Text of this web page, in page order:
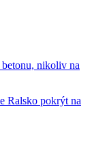
nikoliv na
Ralsko pokrýt na